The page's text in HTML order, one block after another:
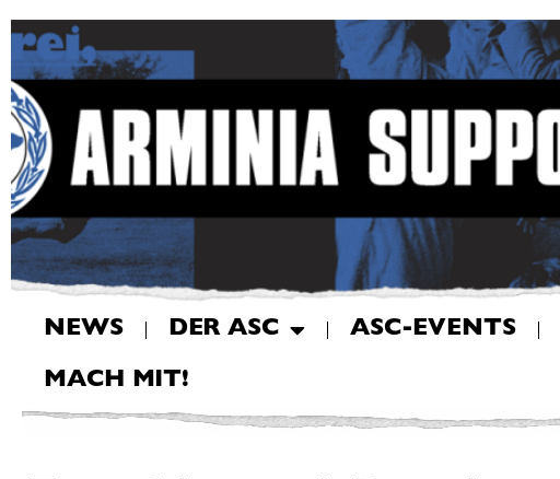
NEWS DER ASC ASC-EVENTS
MACH MIT!